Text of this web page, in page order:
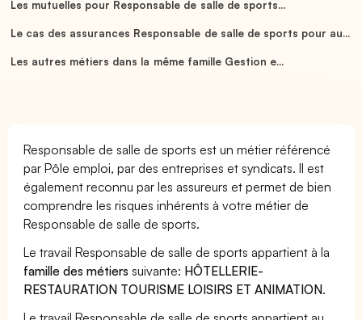
Les mutuelles pour Responsable de salle de sports...
Le cas des assurances Responsable de salle de sports pour au...
Les autres métiers dans la même famille Gestion e...
Responsable de salle de sports est un métier référencé
par Pôle emploi, par des entreprises et syndicats. Il est
également reconnu par les assureurs et permet de bien
comprendre les risques inhérents à votre métier de
Responsable de salle de sports.
Le travail Responsable de salle de sports appartient à la
famille des métiers suivante: HÔTELLERIE-
RESTAURATION TOURISME LOISIRS ET ANIMATION.